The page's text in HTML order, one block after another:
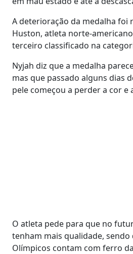
A deterioração da medalha foi
Huston, atleta norte-
terceiro classificado na
Nyjah diz que a medalha
mas que passado alguns dias
pele começou a perder a cor e
O atleta pede para que no
tenham mais qualidade, sendo
Olímpicos contam com ferro